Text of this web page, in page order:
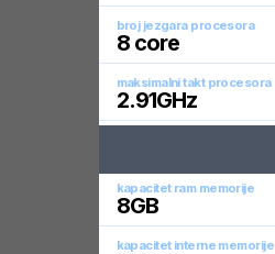
broj jezgara procesora
8core
maksimalni takt procesora
2.91GHz
kapacitet ram memorije
8GB
kapacitet interne memorije